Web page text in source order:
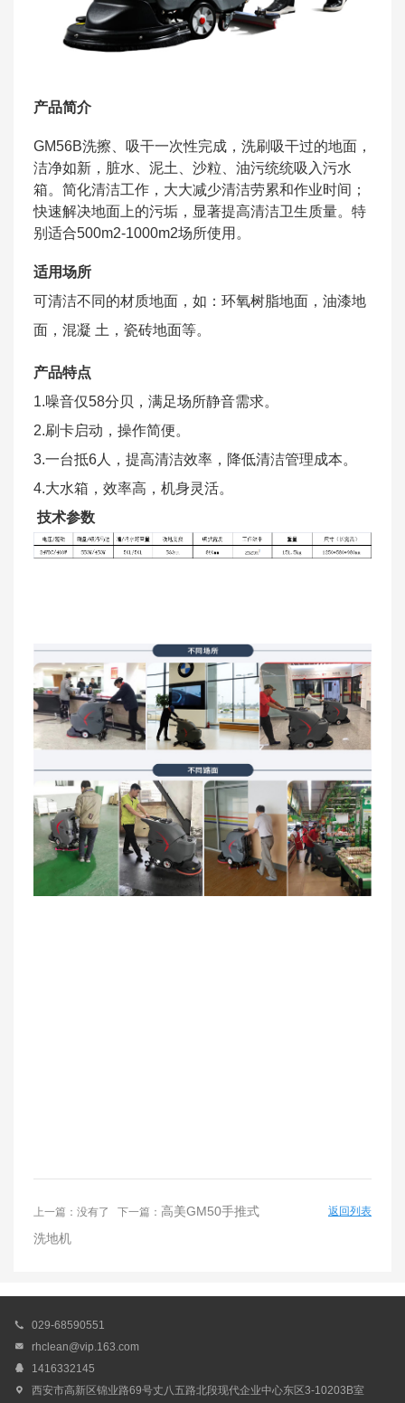
产品简介
GM56B洗擦、吸干一次性完成，洗刷吸干过的地面，
洁净如新，脏水、泥土、沙粒、油污统统吸入污水
箱。简化清洁工作，大大减少清洁劳累和作业时间；
快速解决地面上的污垢，显著提高清洁卫生质量。特
别适合500m2-1000m2场所使用。
适用场所
可清洁不同的材质地面，如：环氧树脂地面，油漆地
面，混凝 土，瓷砖地面等。
产品特点
1.噪音仅58分贝，满足场所静音需求。
2.刷卡启动，操作简便。
3.一台抵6人，提高清洁效率，降低清洁管理成本。
4.大水箱，效率高，机身灵活。
技术参数
上一篇：没有了 下一篇： 高美GM50手推式
洗地机
返回列表
 029-68590551
 rhclean@vip.163.com
 1416332145
 西安市高新区锦业路69号丈八五路北段现代企业中心东区3-10203B室